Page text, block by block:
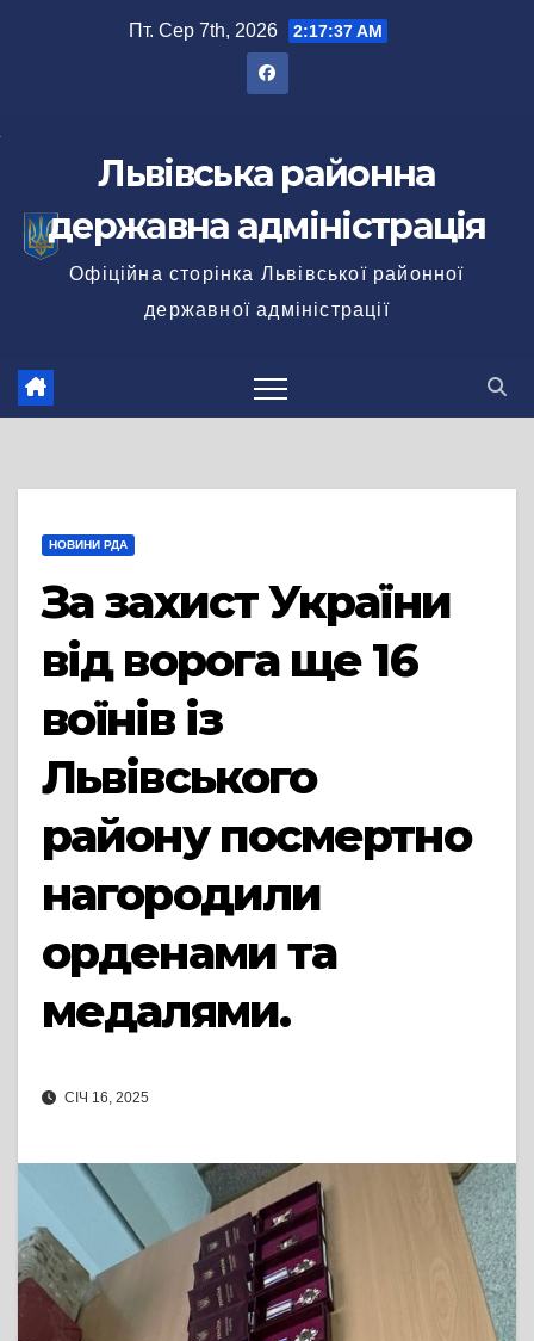
Пт. Сер 7th, 2026 2:17:37 AM
Львівська районна
державна адміністрація
Офіційна сторінка Львівської районної
державної адміністрації
НОВИНИ РДА
За захист України
від ворога ще 16
воїнів із
Львівського
району посмертно
нагородили
орденами та
медалями.
СІЧ 16, 2025